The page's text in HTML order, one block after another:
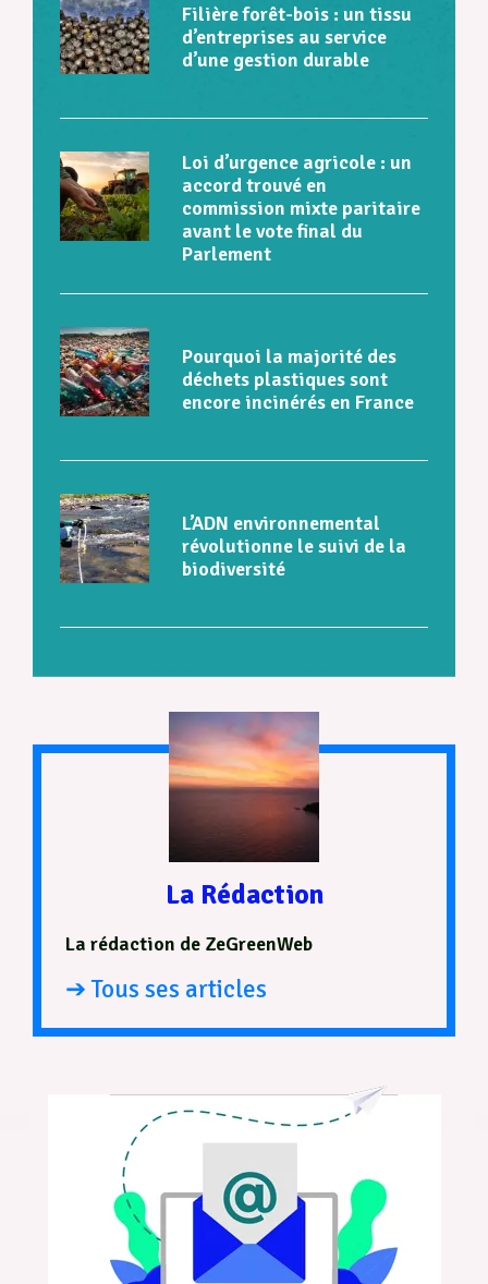
Filière forêt-bois : un tissu
d’entreprises au service
d’une gestion durable
Loi d’urgence agricole : un
accord trouvé en
commission mixte paritaire
avant le vote final du
Parlement
Pourquoi la majorité des
déchets plastiques sont
encore incinérés en France
L’ADN environnemental
révolutionne le suivi de la
biodiversité
La Rédaction
La rédaction de ZeGreenWeb
➔ Tous ses articles